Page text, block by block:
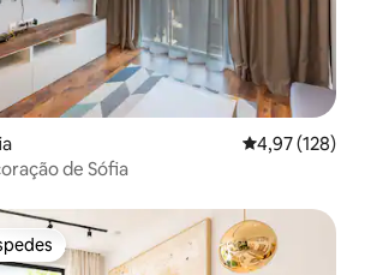
4,97 de uma
4,97 (128)
de Sófia